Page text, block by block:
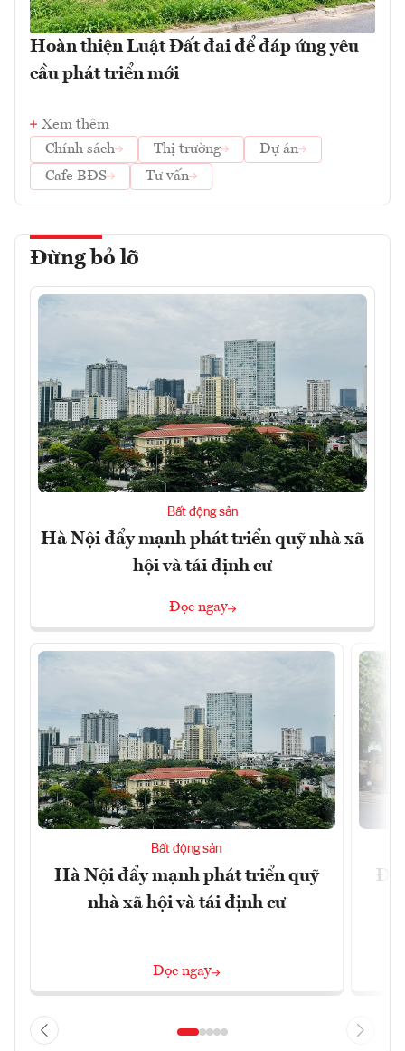
Hoàn thiện Luật Đất đai để đáp ứng yêu
cầu phát triển mới
Xem thêm
Chính sách
Thị trường
Dự án
Cafe BĐS
Tư vấn
Đừng bỏ lỡ
Bất động sản
Hà Nội đẩy mạnh phát triển quỹ nhà xã
hội và tái định cư
Đọc ngay
Bất động sản
Hà Nội đẩy mạnh phát triển quỹ
nhà xã hội và tái định cư
Đọc ngay
Đà